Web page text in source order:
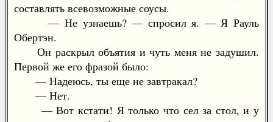
составлять всевозможные соусы.
— Не узнаешь? — спросил я. — Я Рауль
Обертэн.
Он раскрыл объятия и чуть меня не задушил.
Первой же его фразой было:
— Надеюсь, ты еще не завтракал?
— Нет.
— Вот кстати! Я только что сел за стол, и у